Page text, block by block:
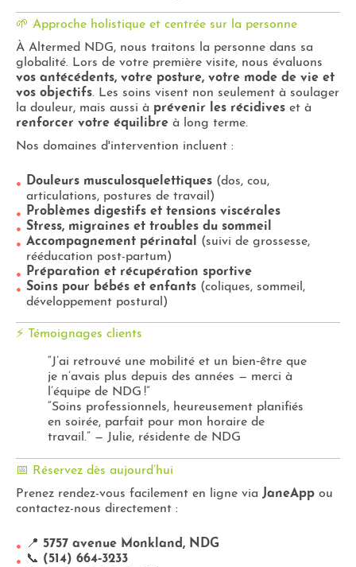
🌱 Approche holistique et centrée sur la personne
À Altermed NDG, nous traitons la personne dans sa
globalité. Lors de votre première visite, nous évaluons
vos antécédents, votre posture, votre mode de vie et
vos objectifs. Les soins visent non seulement à soulager
la douleur, mais aussi à prévenir les récidives et à
renforcer votre équilibre à long terme.
Nos domaines d'intervention incluent :
Douleurs musculosquelettiques(dos, cou,
articulations, postures de travail)
Problèmes digestifs et tensions viscérales
Stress, migraines et troubles du sommeil
Accompagnement périnatal
(suivi de grossesse,
rééducation post-partum)
Préparation et récupération sportive
Soins pour bébés et enfants(coliques, sommeil,
développement postural)
⚡ Témoignages clients
“J’ai retrouvé une mobilité et un bien‑être que
je n’avais plus depuis des années — merci à
l’équipe de NDG !”
“Soins professionnels, heureusement planifiés
en soirée, parfait pour mon horaire de
travail.” — Julie, résidente de NDG
📅 Réservez dès aujourd’hui
Prenez rendez-vous facilement en ligne via JaneApp ou
contactez-nous directement :
📍 5757 avenue Monkland, NDG
📞 (514) 664‑3233